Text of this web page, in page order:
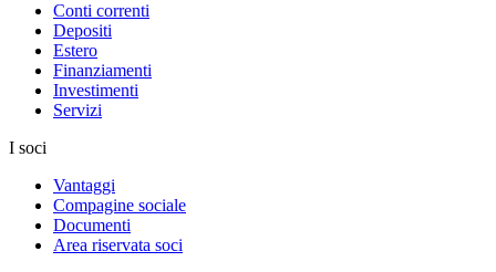
Conti correnti
Depositi
Estero
Finanziamenti
Investimenti
Servizi
I soci
Vantaggi
Compagine sociale
Documenti
Area riservata soci